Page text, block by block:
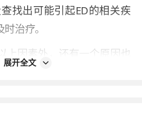
找出可能引起ED的相关疾
治疗。
因素外，还有一个原因也
即维生素D缺乏。
展开全文